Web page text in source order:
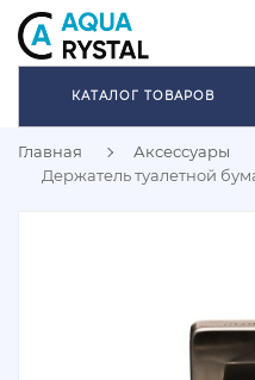
КАТАЛОГ ТОВАРОВ
Главная
Аксессуары
Держатель туалетной